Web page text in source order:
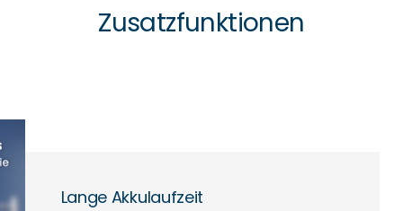
Zusatzfunktionen
Lange Akkulaufzeit